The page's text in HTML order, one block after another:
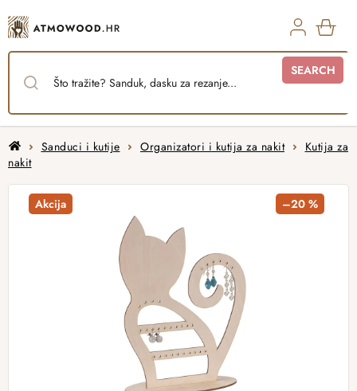
to
content
SEARCH
HomeSanduci i kutije Organizatori i kutija za nakit
Kutija za
nakit
Akcija –20 %